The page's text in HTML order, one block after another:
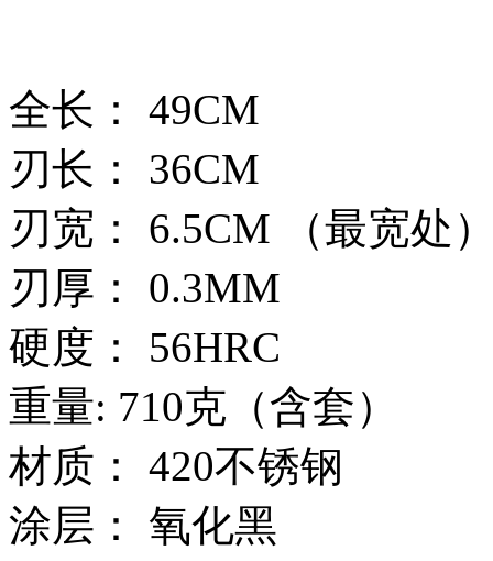
全长： 49CM
刃长： 36CM
刃宽： 6.5CM （最宽处
刃厚： 0.3MM
硬度： 56HRC
重量: 710克（含套）
材质： 420不锈钢
涂层： 氧化黑